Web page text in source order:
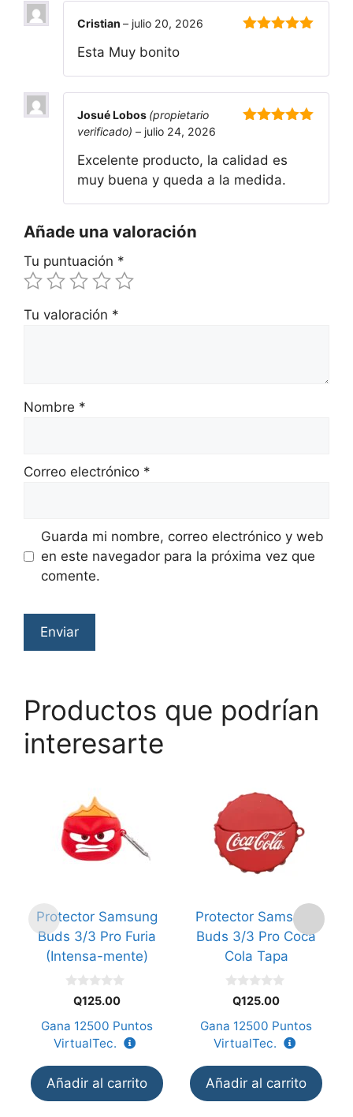
Cristian – julio 20, 2026
Esta Muy bonito
Josué Lobos (propietario
verificado) – julio 24, 2026
Excelente producto, la calidad es
muy buena y queda a la medida.
Añade una valoración
Tu puntuación *
Tu valoración *
Nombre *
Correo electrónico *
Guarda mi nombre, correo electrónico y web
en este navegador para la próxima vez que
comente.
Productos que podrían
interesarte
Protector Samsung
Buds 3/3 Pro Furia
(Intensa-mente)
5
Q125.00
Gana 12500 Puntos
VirtualTec.
Añadir al carrito
Protector Samsung
Buds 3/3 Pro Coca
Cola Tapa
5
Q125.00
Gana 12500 Puntos
VirtualTec.
Añadir al carrito